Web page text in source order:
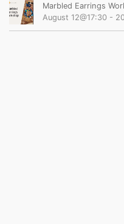
Marbled Earrings
August 12@17:30 -